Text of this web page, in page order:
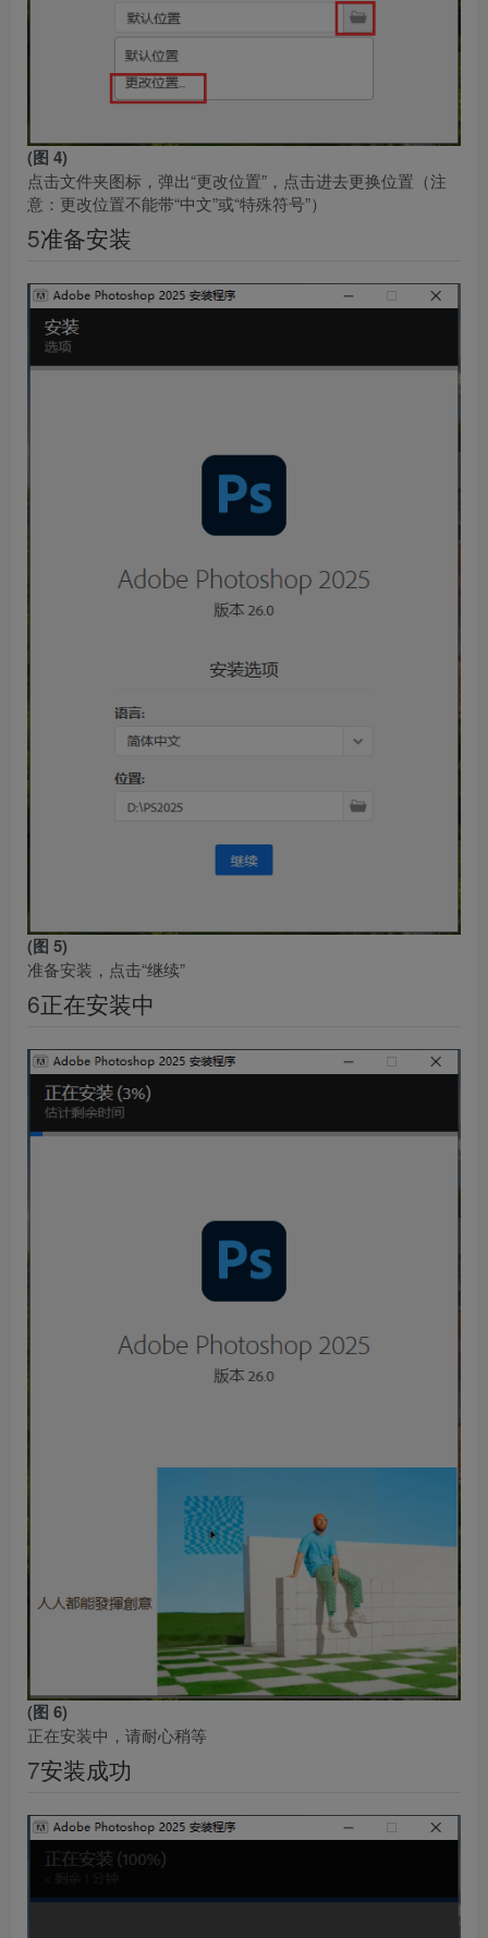
(图 4)
点击文件夹图标，弹出“更改位置”，点击进去更换位置（注
意：更改位置不能带“中文”或“特殊符号”）
5准备安装
(图 5)
准备安装，点击“继续”
6正在安装中
(图 6)
正在安装中，请耐心稍等
7安装成功